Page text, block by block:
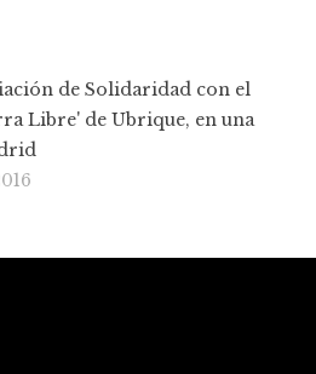
de Solidaridad con el
Libre' de Ubrique, en una